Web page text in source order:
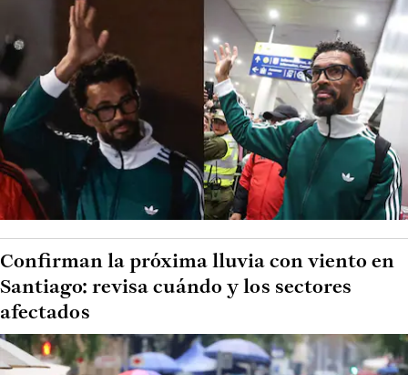
Confirman la próxima lluvia con viento en
Santiago: revisa cuándo y los sectores
afectados